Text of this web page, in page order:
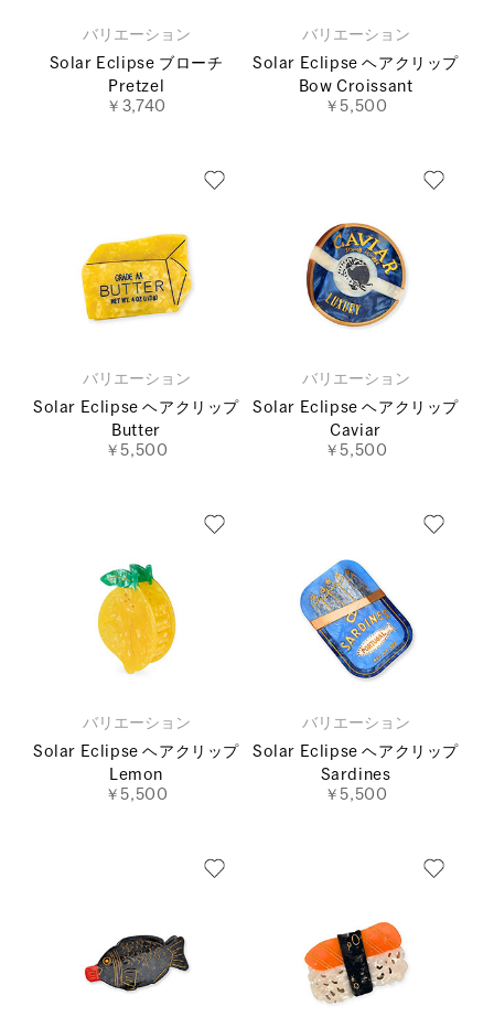
バリエーション
Solar Eclipse ブローチ
Pretzel
￥3,740
バリエーション
Solar Eclipse ヘアクリップ
Bow Croissant
￥5,500
バリエーション
Solar Eclipse ヘアクリップ
Butter
￥5,500
バリエーション
Solar Eclipse ヘアクリップ
Caviar
￥5,500
バリエーション
Solar Eclipse ヘアクリップ
Lemon
￥5,500
バリエーション
Solar Eclipse ヘアクリップ
Sardines
￥5,500